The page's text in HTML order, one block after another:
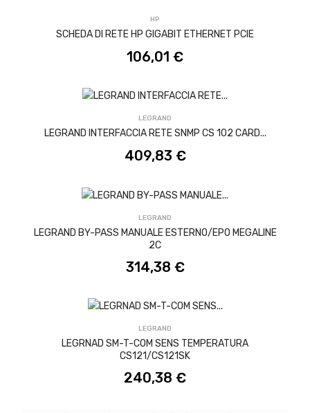
HP
SCHEDA DI RETE HP GIGABIT ETHERNET PCIE
106,01 €
LEGRAND
LEGRAND INTERFACCIA RETE SNMP CS 102 CARD...
409,83 €
LEGRAND
LEGRAND BY-PASS MANUALE ESTERNO/EPO MEGALINE
2C
314,38 €
ACQUISTA
LEGRAND
LEGRNAD SM-T-COM SENS TEMPERATURA
CS121/CS121SK
240,38 €
ACQUISTA